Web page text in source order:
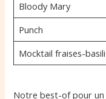
Bloody Mary
Punch
Mocktail fraises-
Notre best-of pour un